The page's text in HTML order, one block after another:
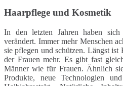
Haarpflege und Kosmetik
In den letzten Jahren haben
verändert. Immer mehr Menschen
sie pflegen und schützen. Längst ist
der Frauen mehr. Es gibt fast
Männer wie für Frauen. Ähnlich
Produkte, neue Technologien